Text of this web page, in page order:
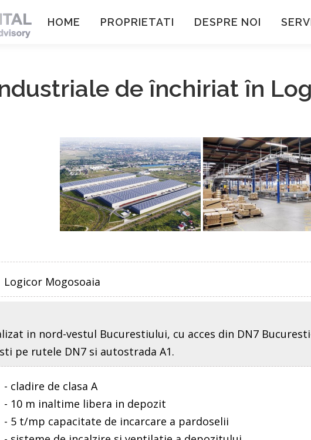
HOME PROPRIETATI DESPRE NOI
de închiriat în
Logicor Mogosoaia
in nord-vestul Bucurestiului, cu acces din DN7
pe rutele DN7 si autostrada A1.
- cladire de clasa A
- 10 m inaltime libera in depozit
- 5 t/mp capacitate de incarcare a pardoselii